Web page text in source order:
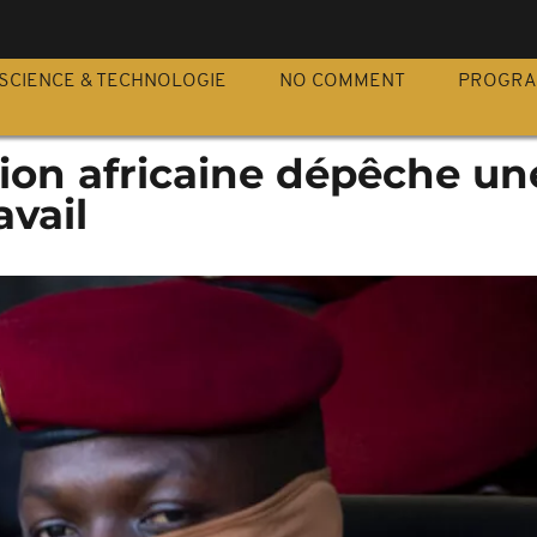
SCIENCE & TECHNOLOGIE NO COMMENT
africaine dépêche